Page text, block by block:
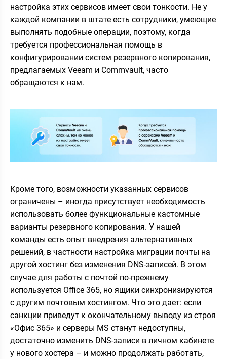
настройка этих сервисов имеет свои тонкости. Не у
каждой компании в штате есть сотрудники, умеющие
выполнять подобные операции, поэтому, когда
требуется профессиональная помощь в
конфигурировании систем резервного копирования,
предлагаемых Veeam и Commvault, часто
обращаются к нам.
Кроме того, возможности указанных сервисов
ограничены – иногда присутствует необходимость
использовать более функциональные кастомные
варианты резервного копирования. У нашей
команды есть опыт внедрения альтернативных
решений, в частности настройка миграции почты на
другой хостинг без изменения DNS-записей. В этом
случае для работы с почтой по-прежнему
используется Office 365, но ящики синхронизируются
с другим почтовым хостингом. Что это дает: если
санкции приведут к окончательному выводу из строя
«Офис 365» и серверы MS станут недоступны,
достаточно изменить DNS-записи в личном кабинете
у нового хостера – и можно продолжать работать,